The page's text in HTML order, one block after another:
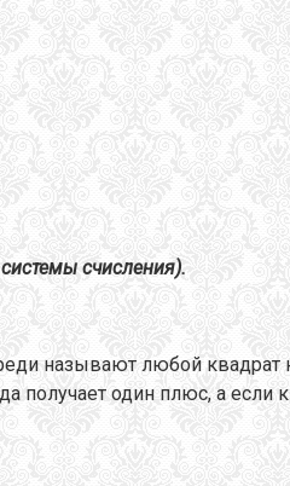
счисления).
называют любой квадрат
получает один плюс, а